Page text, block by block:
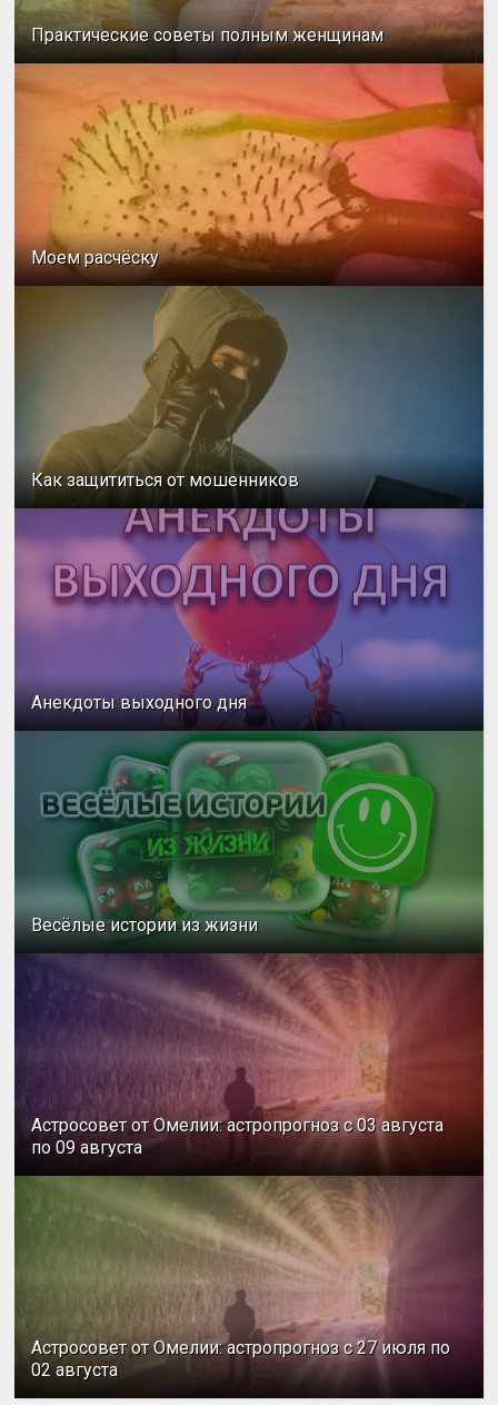
Практические советы полным женщинам
Моем расчёску
Как защититься от мошенников
Анекдоты выходного дня
Весёлые истории из жизни
Астросовет от Омелии: астропрогноз с 03 августа
по 09 августа
Астросовет от Омелии: астропрогноз с 27 июля по
02 августа